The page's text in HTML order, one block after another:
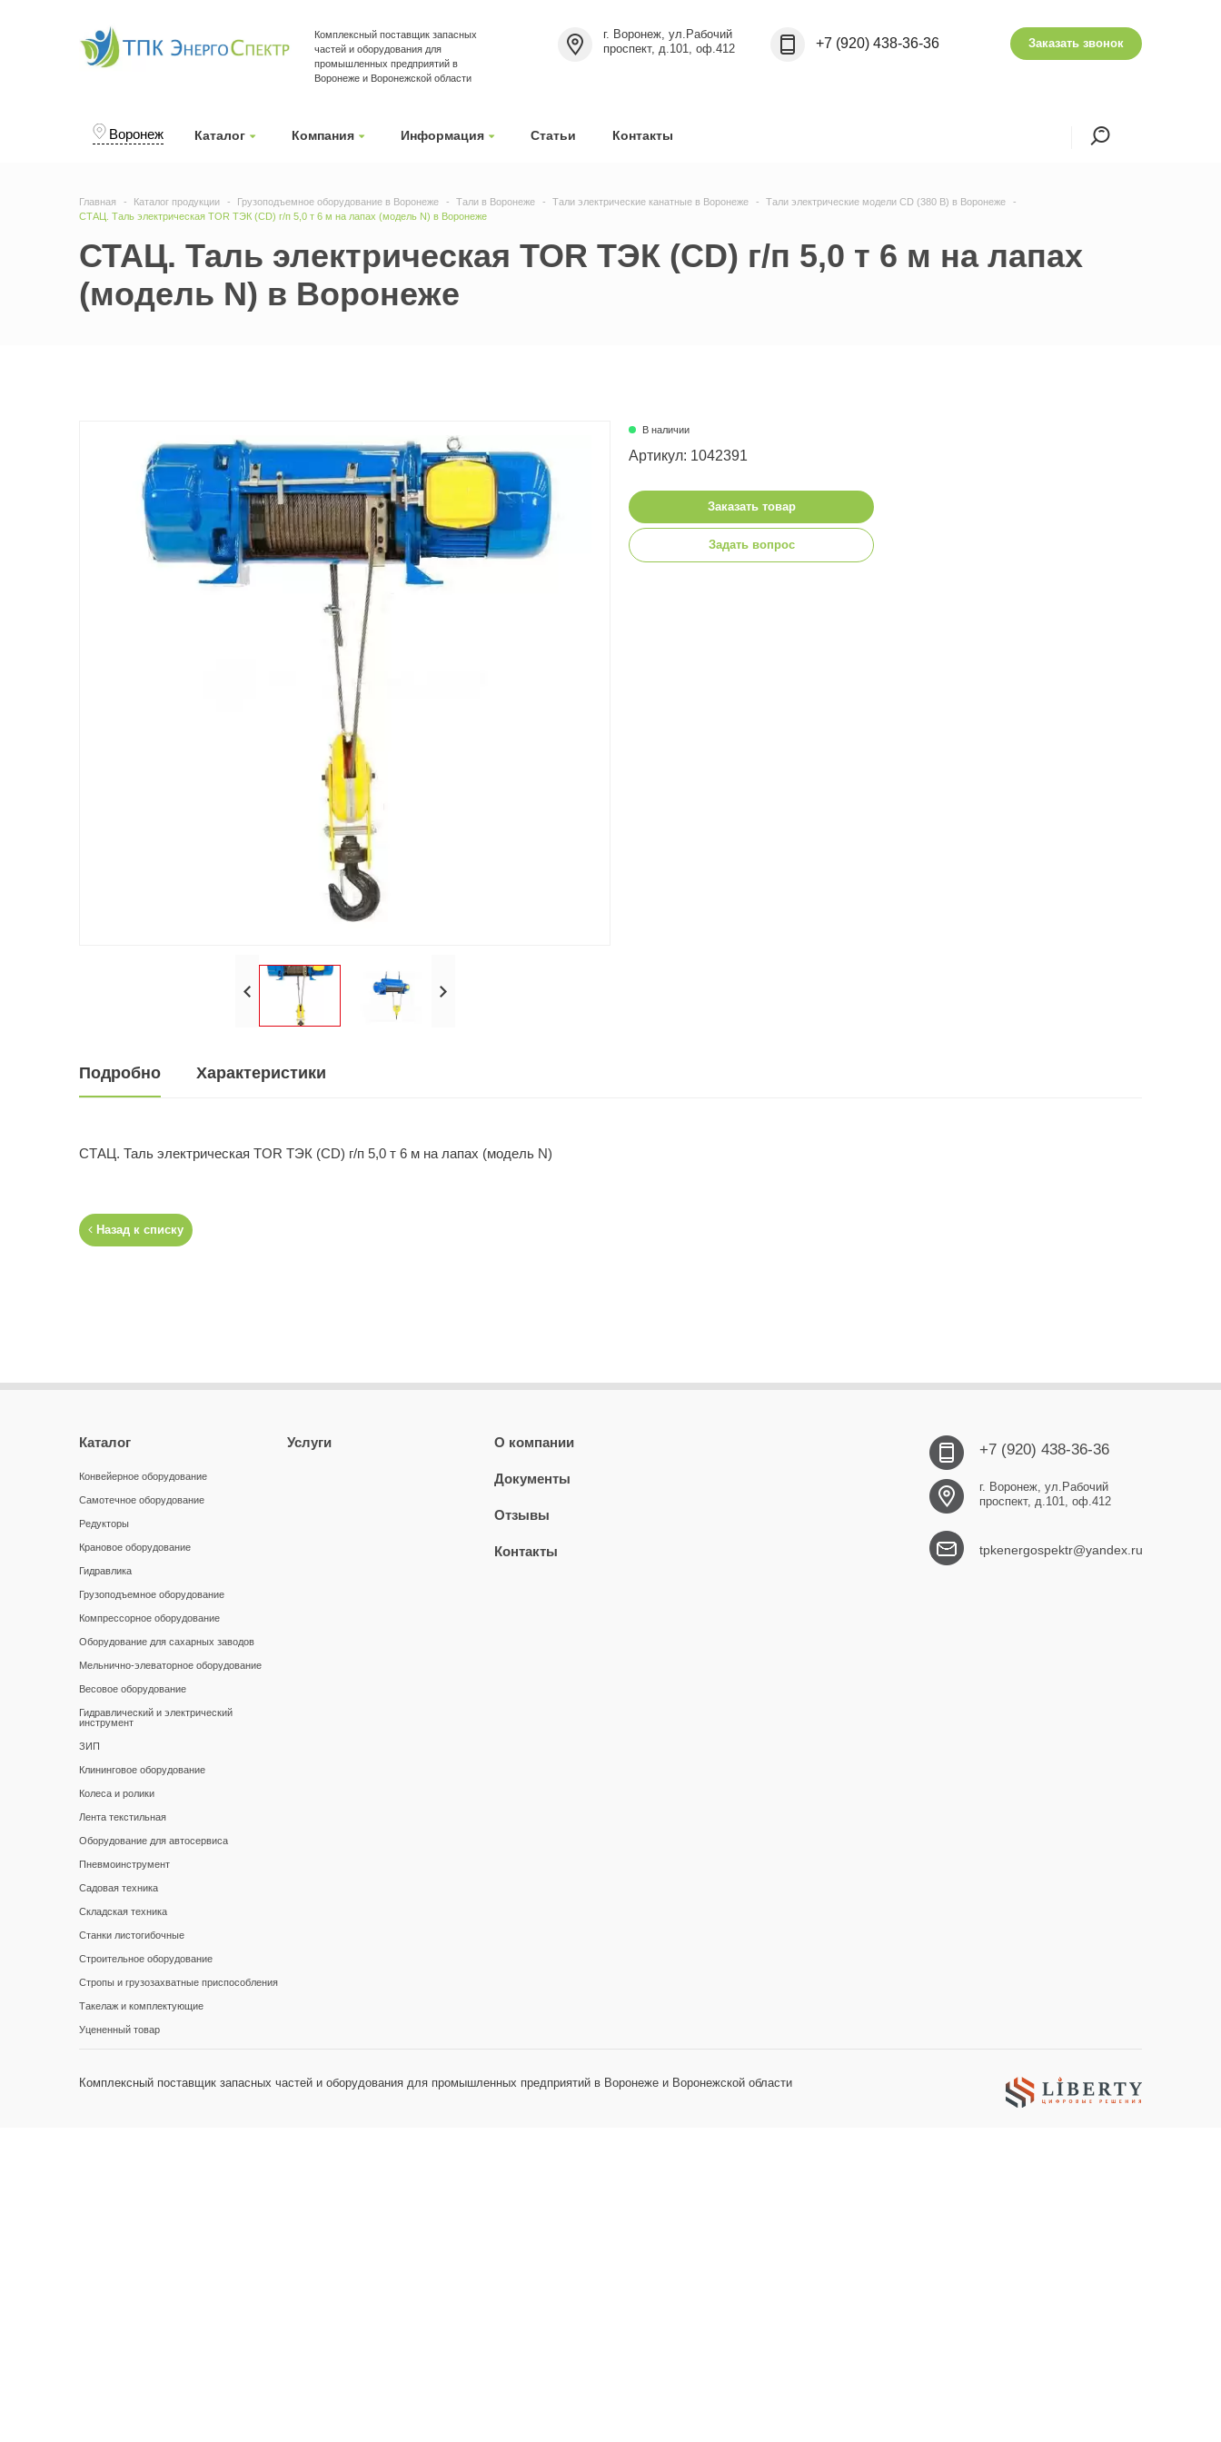
Воронеж Каталог Компания Информация Статьи Контакты
Комплексный поставщик запасных
частей и оборудования для
промышленных предприятий в
Воронеже и Воронежской области
г. Воронеж, ул.Рабочий
проспект, д.101, оф.412
+7 (920) 438-36-36 Заказать звонок
Главная Каталог продукции Грузоподъемное оборудование в Воронеже Тали в Воронеже Тали электрические канатные в Воронеже
Тали электрические модели CD (380 В) в Воронеже
СТАЦ. Таль электрическая TOR ТЭК (CD) г/п 5,0 т 6 м на лапах (модель N) в Воронеже
СТАЦ. Таль электрическая TOR ТЭК (CD) г/п 5,0 т 6 м на лапах
(модель N) в Воронеже
В наличии
Артикул: 1042391
Заказать товар
Задать вопрос
Подробно Характеристики
СТАЦ. Таль электрическая TOR ТЭК (CD) г/п 5,0 т 6 м на лапах (модель N)
Назад к списку
Каталог
Конвейерное оборудование
Самотечное оборудование
Редукторы
Крановое оборудование
Гидравлика
Грузоподъемное оборудование
Компрессорное оборудование
Оборудование для сахарных заводов
Мельнично-элеваторное оборудование
Весовое оборудование
Гидравлический и электрический
инструмент
ЗИП
Клининговое оборудование
Колеса и ролики
Лента текстильная
Оборудование для автосервиса
Пневмоинструмент
Садовая техника
Складская техника
Станки листогибочные
Строительное оборудование
Стропы и грузозахватные приспособления
Такелаж и комплектующие
Уцененный товар
Услуги О компании
Документы
Отзывы
Контакты
+7 (920) 438-36-36
г. Воронеж, ул.Рабочий
проспект, д.101, оф.412
tpkenergospektr@yandex.ru
Комплексный поставщик запасных частей и оборудования для промышленных предприятий в Воронеже и Воронежской области